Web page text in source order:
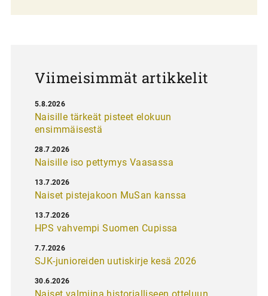
Viimeisimmät artikkelit
Naisille tärkeät pisteet elokuun
ensimmäisestä
5.8.2026
Naisille iso pettymys Vaasassa
28.7.2026
Naiset pistejakoon MuSan kanssa
13.7.2026
HPS vahvempi Suomen Cupissa
13.7.2026
SJK-junioreiden uutiskirje kesä 2026
7.7.2026
Naiset valmiina historialliseen otteluun
30.6.2026